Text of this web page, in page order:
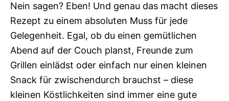
Nein sagen? Eben! Und genau das macht dieses
Rezept zu einem absoluten Muss für jede
Gelegenheit. Egal, ob du einen gemütlichen
Abend auf der Couch planst, Freunde zum
Grillen einlädst oder einfach nur einen kleinen
Snack für zwischendurch brauchst – diese
kleinen Köstlichkeiten sind immer eine gute